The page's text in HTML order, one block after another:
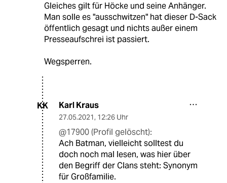
Gleiches gilt für Höcke und seine Anhänger.
Man solle es "ausschwitzen" hat dieser D-Sack
öffentlich gesagt und nichts außer einem
Presseaufschrei ist passiert.
Wegsperren.
KK Karl Kraus
27.05.2021, 12:26 Uhr
@17900 (Profil gelöscht):
Ach Batman, vielleicht solltest du
doch noch mal lesen, was hier über
den Begriff der Clans steht: Synonym
für Großfamilie.